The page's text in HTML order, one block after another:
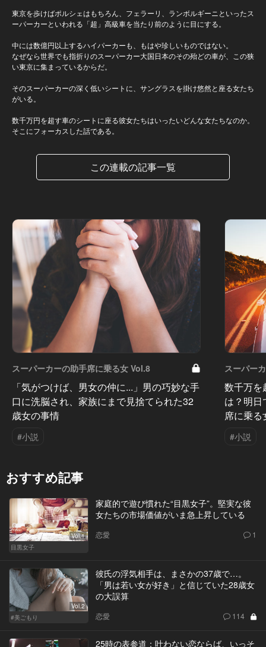
東京を歩けばポルシェはもちろん、フェラーリ、ランボルギーニといったス
ーパーカーといわれる「超」高級車を当たり前のように目にする。
中には数億円以上するハイパーカーも、もはや珍しいものではない。
なぜなら世界でも指折りのスーパーカー大国日本のその殆どの車が、この狭
い東京に集まっているからだ。
そのスーパーカーの深く低いシートに、サングラスを掛け悠然と座る女たち
がいる。
数千万円を超す車のシートに座る彼女たちはいったいどんな女たちなのか。
そこにフォーカスした話である。
この連載の記事一覧
スーパーカーの助手席に乗る女 Vol.8
「気がつけば、男女の仲に...」男の巧妙な手
口に洗脳され、家族にまで見捨てられた32
歳女の事情
#小説
スーパー
数千万を
は？明
席に乗る
#小説
おすすめ記事
Vol.1
目黒女子
家庭的で遊び慣れた“目黒女子”。堅実な彼
女たちの市場価値がいま急上昇している
恋愛 1
Vol.2
#美ごもり
彼氏の浮気相手は、まさかの37歳で…。
「男は若い女が好き」と信じていた28歳女
の大誤算
恋愛 114
25時の表参道：叶わない恋ならば、いっそ